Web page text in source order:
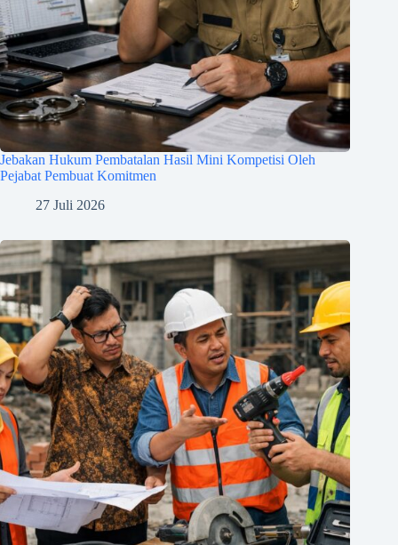
Jebakan Hukum Pembatalan Hasil Mini Kompetisi Oleh
Pejabat Pembuat Komitmen
27 Juli 2026